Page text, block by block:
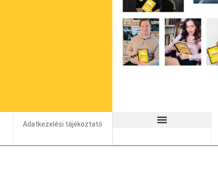
Adatkezelési tájékoztató